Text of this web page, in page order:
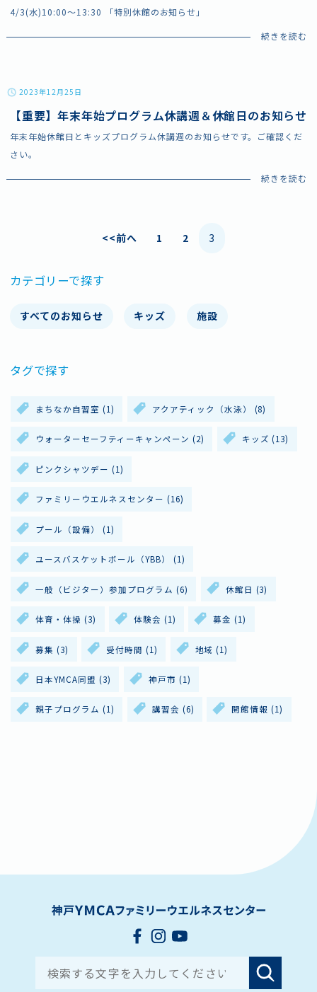
4/3(水)10:00～13:30 「特別休館のお知らせ」
2023年12月25日
【重要】年末年始プログラム休講週＆休館日のお知らせ
年末年始休館日とキッズプログラム休講週のお知らせです。ご確認くだ
さい。
ー
<<前へ 1 2 3
カテゴリーで探す
すべてのお知らせ キッズ 施設
タグで探す
まちなか自習室 (1) アクアティック（水泳） (8)
ウォーターセーフティーキャンペーン (2) キッズ (13)
ピンクシャツデー (1)
ファミリーウエルネスセンター (16)
プール（設備） (1)
ユースバスケットボール（YBB） (1)
一般（ビジター）参加プログラム (6) 休館日 (3)
体育・体操 (3) 体験会 (1) 募金 (1)
募集 (3) 受付時間 (1) 地域 (1)
日本YMCA同盟 (3) 神戸市 (1)
親子プログラム (1) 講習会 (6) 開館情報 (1)